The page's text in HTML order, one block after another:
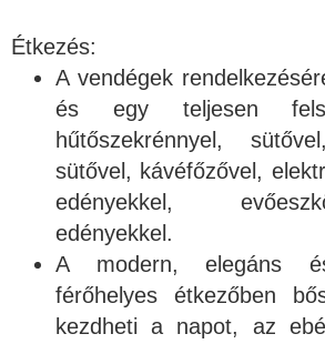
Étkezés:
A vendégek
és egy teljesen
hűtőszekrénnyel,
sütővel, kávéfőzővel,
edényekkel,
edényekkel.
A modern, elegáns
férőhelyes étkezőben
kezdheti a napot, az